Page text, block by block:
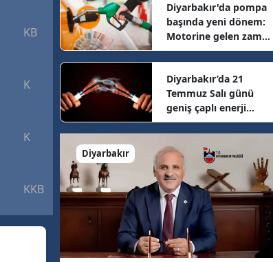
KB 3.93 km/h
K 3.83 km/h
K 6.38 km/h
KKB 3.78 km/h
Diyarbakır'da pompa
başında yeni dönem:
Motorine gelen zam
sonrası güncel fiyatlar
belli oldu
Diyarbakır’da 21
Temmuz Salı günü
geniş çaplı enerji
mesaisi: 16 ilçede
elektrikler kesilecek
Diyarbakır